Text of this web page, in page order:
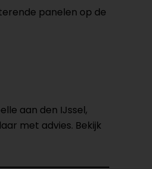
panelen op de
aan den IJssel,
met advies. Bekijk